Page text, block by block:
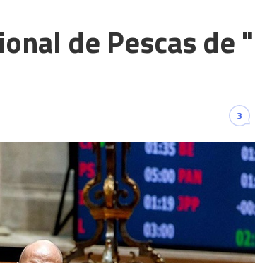
de Pescas
3